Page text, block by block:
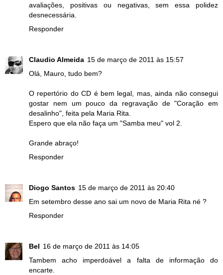
avaliações, positivas ou negativas, sem essa polidez
desnecessária.
Responder
Claudio Almeida 15 de março de 2011 às 15:57
Olá, Mauro, tudo bem?
O repertório do CD é bem legal, mas, ainda não consegui
gostar nem um pouco da regravação de "Coração em
desalinho", feita pela Maria Rita.
Espero que ela não faça um "Samba meu" vol 2.
Grande abraço!
Responder
Diogo Santos 15 de março de 2011 às 20:40
Em setembro desse ano sai um novo de Maria Rita né ?
Responder
Bel 16 de março de 2011 às 14:05
Tambem acho imperdoável a falta de informação do
encarte.